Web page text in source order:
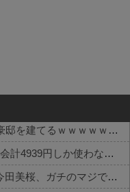
ちいかわ作者さん、総額30億超の大豪邸を建てるｗｗｗｗｗｗｗｗｗｗｗｗｗｗｗｗｗｗｗ
【画像】居酒屋さん、6人で長居して会計4939円しか使わない客にお気持ち表明してしまう←コレどっちが悪いんや？？？？？？
【動画】御当地アイドルだった頃の今田美桜、ガチのマジで可愛くてワイらをびびらせまくってしまうw w w w w w w w